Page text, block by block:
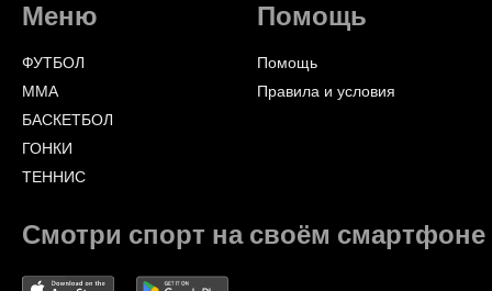
Меню
ФУТБОЛ
ММА
БАСКЕТБОЛ
ГОНКИ
ТЕННИС
Помощь
Помощь
Правила и условия
Смотри спорт на своём смартфоне